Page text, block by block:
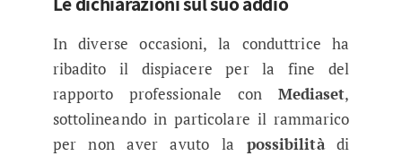
In diverse occasioni, la conduttrice ha
ribadito il dispiacere per la fine del
rapporto professionale con Mediaset,
sottolineando in particolare il rammarico
per non aver avuto la possibilitàdi